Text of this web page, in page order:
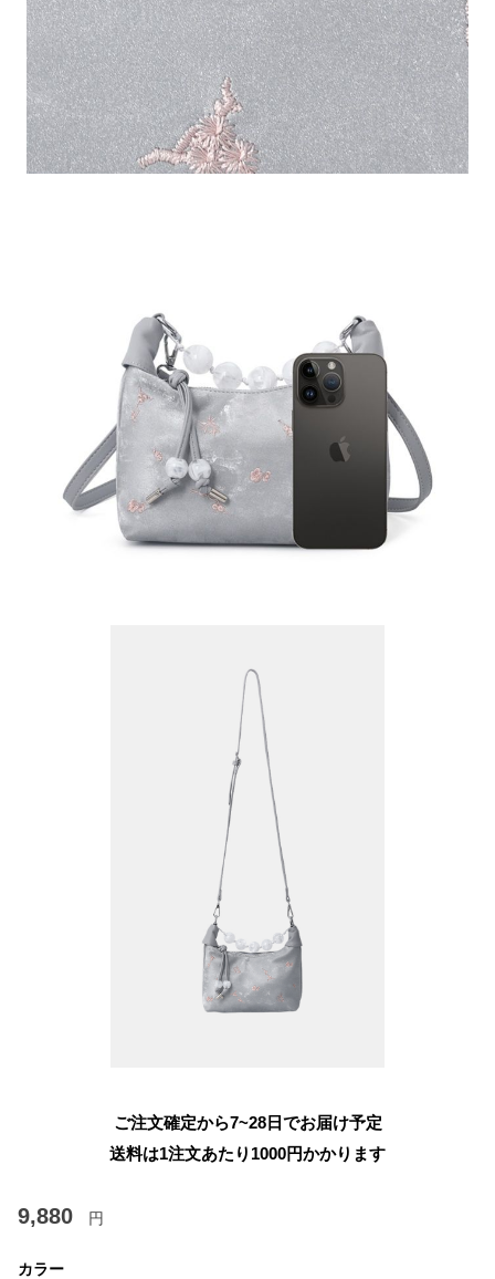
ご注文確定から7~28日でお届け予定
送料は1注文あたり 1000円かかります
9,880 円
カラー